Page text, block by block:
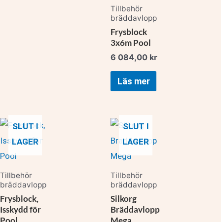
Tillbehör
bräddavlopp
Frysblock
3x6m Pool
6 084,00 kr
Läs mer
SLUT I
LAGER
Tillbehör
bräddavlopp
Frysblock,
Isskydd för
SLUT I
LAGER
Tillbehör
bräddavlopp
Silkorg
Bräddavlopp